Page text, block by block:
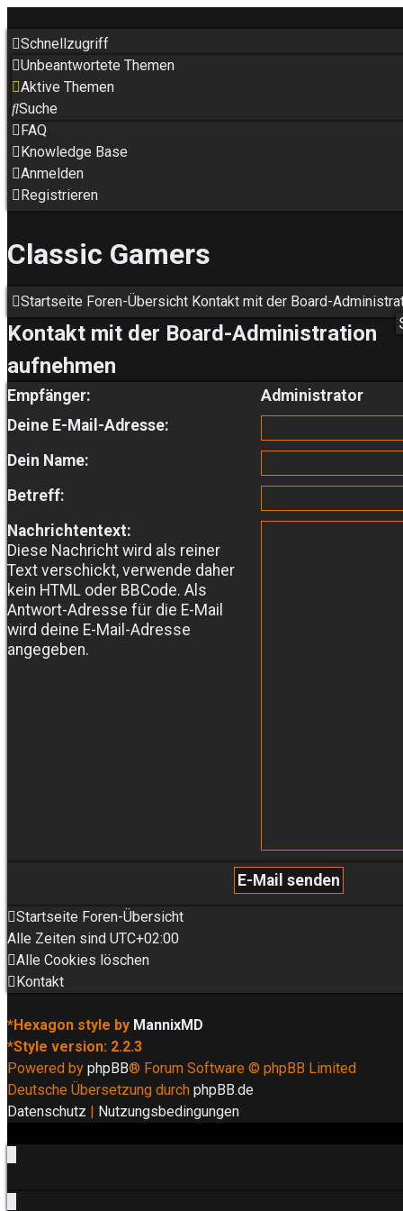
Schnellzugriff
Unbeantwortete Themen
Aktive Themen
Suche
FAQ
Knowledge Base
Anmelden
Registrieren
Classic Gamers
Startseite Foren-Übersicht Kontakt mit der Board-
Kontakt mit der Board-Administration
aufnehmen
Empfänger:
Administrator
Deine E-Mail-Adresse:
Dein Name:
Betreff:
Nachrichtentext:
Diese Nachricht wird als reiner
Text verschickt, verwende daher
kein HTML oder BBCode. Als
Antwort-Adresse für die E-Mail
wird deine E-Mail-Adresse
angegeben.
Startseite Foren-Übersicht
Alle Zeiten sind UTC+02:00
Alle Cookies löschen
Kontakt
*Hexagon style by MannixMD
*Style version: 2.2.3
Powered by phpBB® Forum Software © phpBB Limited
Deutsche Übersetzung durch phpBB.de
Datenschutz | Nutzungsbedingungen